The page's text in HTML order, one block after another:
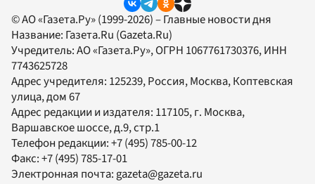
© АО «Газета.Ру» (1999-2026) – Главные новости дня
Название: Газета.Ru (Gazeta.Ru)
Учредитель:АО «Газета.Ру», ОГРН 1067761730376, ИНН
7743625728
Адрес учредителя: 125239, Россия, Москва, Коптевская
улица, дом 67
Адрес редакции и издателя: 117105, г. Москва,
Варшавское шоссе, д.9, стр.1
Телефон редакции:+7 (495) 785-00-12
Факс:+7 (495) 785-17-01
Электронная почта: gazeta@gazeta.ru